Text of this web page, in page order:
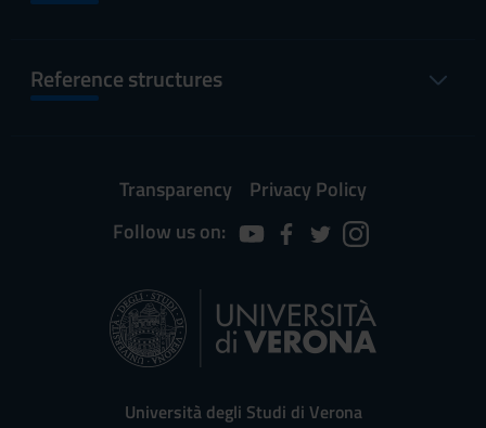
Reference structures
Transparency
Privacy Policy
Follow us on:
Università degli Studi di Verona